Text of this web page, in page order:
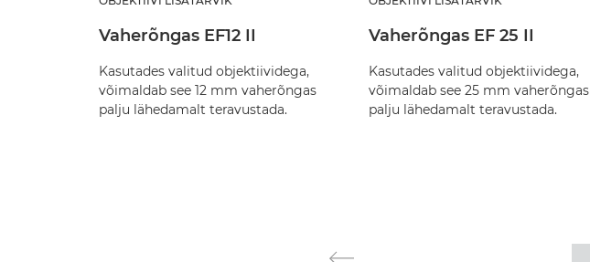
Vaherõngas EF12 II
Kasutades valitud objektiividega,
võimaldab see 12 mm vaherõngas
palju lähedamalt teravustada.
Vaherõngas EF 25 II
Kasutades valitud objektiividega,
võimaldab see 25 mm vaherõngas
palju lähedamalt teravustada.